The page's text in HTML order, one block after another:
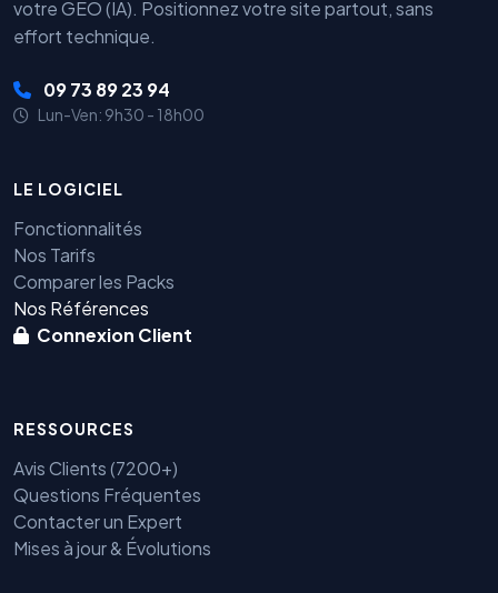
votre GEO (IA). Positionnez votre site partout, sans
effort technique.
09 73 89 23 94
Lun-Ven: 9h30 - 18h00
LE LOGICIEL
Fonctionnalités
Nos Tarifs
Comparer les Packs
Nos Références
Connexion Client
RESSOURCES
Avis Clients (7200+)
Questions Fréquentes
Contacter un Expert
Mises à jour & Évolutions